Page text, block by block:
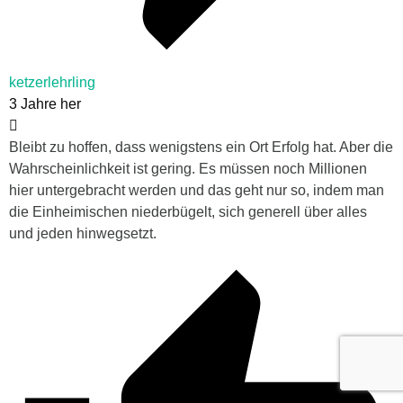
ketzerlehrling
3 Jahre her
Bleibt zu hoffen, dass wenigstens ein Ort Erfolg hat. Aber die
Wahrscheinlichkeit ist gering. Es müssen noch Millionen
hier untergebracht werden und das geht nur so, indem man
die Einheimischen niederbügelt, sich generell über alles
und jeden hinwegsetzt.